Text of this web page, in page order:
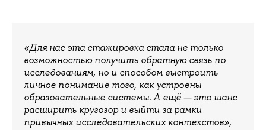
«Для нас эта стажировка стала не только
возможностью получить обратную связь по
исследованиям, но и способом выстроить
личное понимание того, как устроены
образовательные системы. А ещё — это шанс
расширить кругозор и выйти за рамки
привычных исследовательских контекстов»,